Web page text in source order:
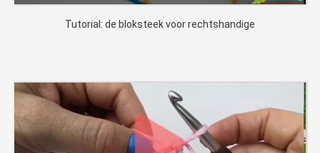
Tutorial: de bloksteek voor rechtshandige